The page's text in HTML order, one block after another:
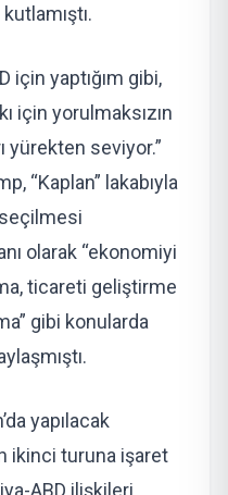
için yaptığım gibi,
için yorulmaksızın
yürekten seviyor.”
“Kaplan” lakabıyla
seçilmesi
olarak “ekonomiyi
ticareti geliştirme
gibi konularda
yapılacak
ikinci turuna işaret
ABD ilişkileri